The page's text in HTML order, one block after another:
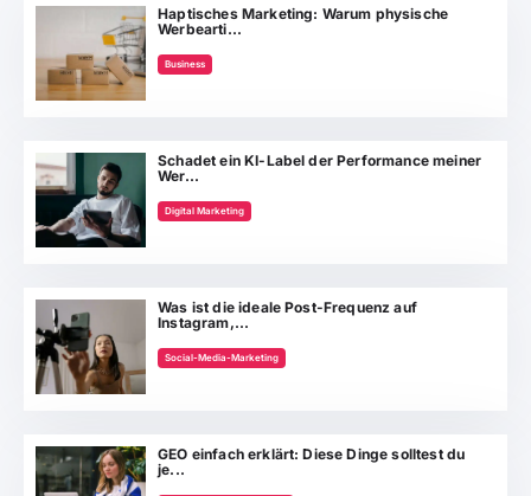
Haptisches Marketing: Warum physische
Werbearti...
Business
Schadet ein KI-Label der Performance meiner
Wer...
Digital Marketing
Was ist die ideale Post-Frequenz auf
Instagram,...
Social-Media-Marketing
GEO einfach erklärt: Diese Dinge solltest du
je...